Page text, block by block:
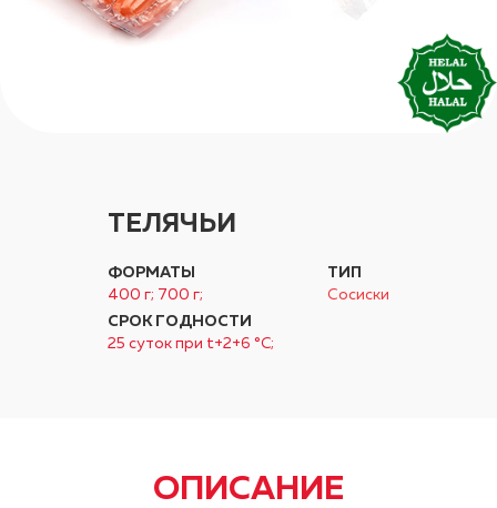
ТЕЛЯЧЬИ
ФОРМАТЫ
400 г; 700 г;
ТИП
Сосиски
СРОК ГОДНОСТИ
25 суток при t+2+6 °C;
ОПИСАНИЕ